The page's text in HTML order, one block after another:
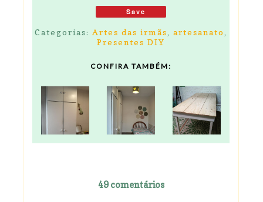
Save
Categorias: Artes das irmãs, artesanato ,
Presentes DIY
CONFIRA TAMBÉM:
49 comentários